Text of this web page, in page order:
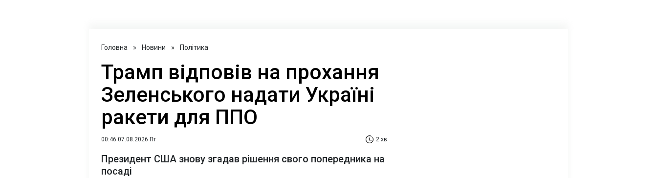
Головна » Новини » Політика
Трамп відповів на прохання
Зеленського надати Україні
ракети для ППО
00:46 07.08.2026 Пт 2 хв
Президент США знову згадав рішення свого попередника на
посаді